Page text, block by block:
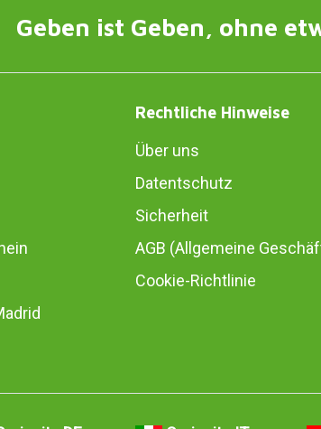
Geben ist Geben, ohne
Rechtliche Hinweise
Über uns
Datentschutz
Sicherheit
AGB (Allgemeine
Cookie-Richtlinie